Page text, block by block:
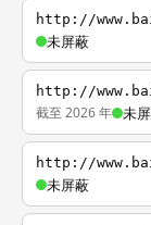
http://
未屏蔽
http://
截至 2026 年 未
http://
未屏蔽